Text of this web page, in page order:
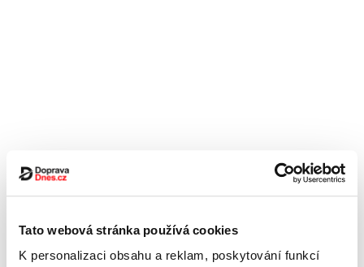
Tato webová stránka používá cookies
K personalizaci obsahu a reklam, poskytování funkcí